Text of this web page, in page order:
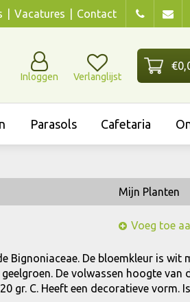
Vacatures Contact
Inloggen Verlanglijst
Parasols Cafetaria
Mijn Planten
Voeg toe
Bignoniaceae. De bloemkleur is wit
De volwassen hoogte van
gr. C. Heeft een decoratieve vorm.